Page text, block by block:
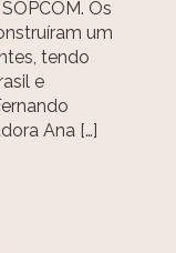
Os
um
tendo
e
Ana […]